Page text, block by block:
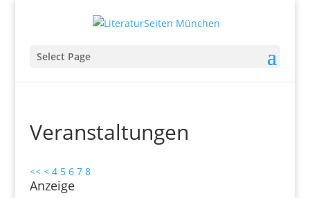
Select Page
Veranstaltungen
<< < 4 5 6 7 8
Anzeige